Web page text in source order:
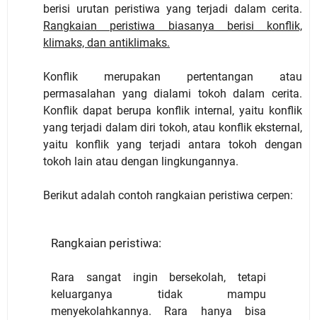
berisi urutan peristiwa yang terjadi dalam cerita.
Rangkaian peristiwa biasanya berisi konflik,
klimaks, dan antiklimaks.
Konflik merupakan pertentangan atau
permasalahan yang dialami tokoh dalam cerita.
Konflik dapat berupa konflik internal, yaitu konflik
yang terjadi dalam diri tokoh, atau konflik eksternal,
yaitu konflik yang terjadi antara tokoh dengan
tokoh lain atau dengan lingkungannya.
Berikut adalah contoh rangkaian peristiwa cerpen:
Rangkaian peristiwa:
Rara sangat ingin bersekolah, tetapi
keluarganya tidak mampu
menyekolahkannya. Rara hanya bisa